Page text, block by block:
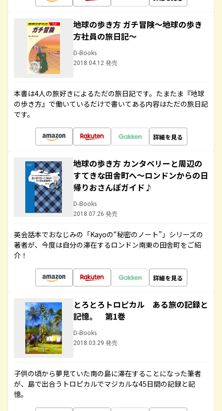
地球の歩き方 ガチ冒険～地球の歩き
方社員の旅日記～
D-Books
2018.04.12 発売
本書は4人の旅好きによるただの旅日記です。たまたま『地球
の歩き方』で働いているだけで書いてある内容はただの旅日記
です。
詳細を見る
地球の歩き方 カンタベリーと周辺の
すてきな田舎町へ～ロンドンからの日
帰りおさんぽガイド♪
D-Books
2018.07.26 発売
英会話本でおなじみの「Kayoの“秘密のノート”」シリーズの
著者が、今度は自分の滞在するロンドン南東の田舎町をご紹
介！
詳細を見る
とろとろトロピカル ある旅の記録と
記憶。 第1巻
D-Books
2018.03.29 発売
子供の頃から夢見ていた南の島に滞在することになった筆者
が、島で出合うトロピカルでマジカルな45日間の記録と記
憶。